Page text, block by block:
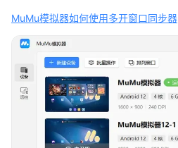
MuMu模拟器如何使用多开窗口同步器